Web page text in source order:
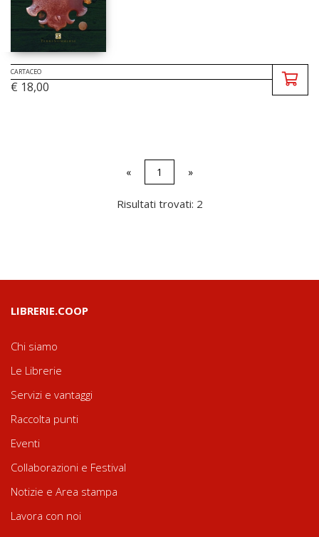
CARTACEO
€ 18,00
« 1 »
Risultati trovati: 2
LIBRERIE.COOP
Chi siamo
Le Librerie
Servizi e vantaggi
Raccolta punti
Eventi
Collaborazioni e Festival
Notizie e Area stampa
Lavora con noi